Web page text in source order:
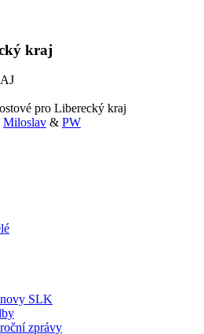
kraj
pro Liberecký kraj
Miloslav & PW
SLK
zprávy